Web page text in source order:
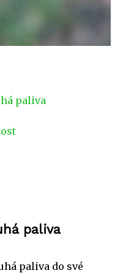
paliva
paliva
paliva do své